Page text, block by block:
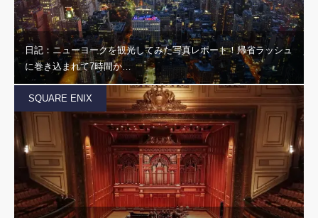
日記：ニューヨークを観光してみた写真レポート！帰省ラッシュ
に巻き込まれて7時間か…
SQUARE ENIX